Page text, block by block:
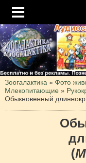
Зоогалактика » Фото
Млекопитающие »
Обыкновенный
(